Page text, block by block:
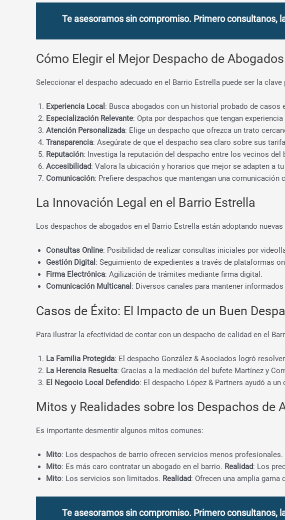
Te asesoramos sin compromiso. Primero consultanos,
Cómo Elegir el Mejor Despacho de
Seleccionar el despacho adecuado en el Barrio Estrella puede ser la
Experiencia Local : Busca abogados con un historial probado de casos
Especialización Relevante: Opta por despachos que tengan
Atención Personalizada: Elige un despacho que ofrezca un trato
Transparencia: Asegúrate de que el despacho sea claro sobre sus
Reputación: Investiga la reputación del despacho entre los vecinos del
Accesibilidad: Valora la ubicación y horarios que mejor se adapten a
Comunicación: Prefiere despachos que mantengan una comunicación
La Innovación Legal en el Barrio Estrella
Los despachos de abogados en el Barrio Estrella están adoptando
Consultas Online: Posibilidad de realizar consultas iniciales por
Gestión Digital : Seguimiento de expedientes a través de plataformas
Firma Electrónica: Agilización de trámites mediante firma digital.
Comunicación Multicanal : Diversos canales para mantener
Casos de Éxito: El Impacto de un Buen
Para ilustrar la efectividad de contar con un despacho de calidad en el
La Familia Protegida: El despacho González & Asociados logró
La Herencia Resuelta: Gracias a la mediación del bufete Martínez y
El Negocio Local Defendido: El despacho López & Partners ayudó a
Mitos y Realidades sobre los Despachos de
Es importante desmentir algunos mitos comunes:
Mito: Los despachos de barrio ofrecen servicios menos profesionales.
Mito: Es más caro contratar un abogado en el barrio. Realidad: Los
Mito: Los servicios son limitados. Realidad: Ofrecen una amplia
Te asesoramos sin compromiso. Primero consultanos,